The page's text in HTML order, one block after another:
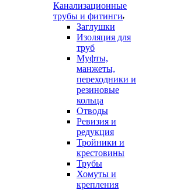
Канализационные
трубы и фитинги
Заглушки
Изоляция для
труб
Муфты,
манжеты,
переходники и
резиновые
кольца
Отводы
Ревизия и
редукция
Тройники и
крестовины
Трубы
Хомуты и
крепления